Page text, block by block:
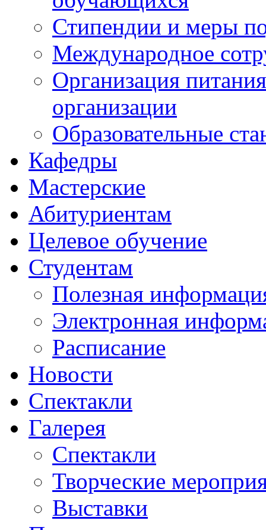
Стипендии и меры
Международное
Организация
организации
Образовательные
Кафедры
Мастерские
Абитуриентам
Целевое обучение
Студентам
Полезная
Электронная
Расписание
Новости
Спектакли
Галерея
Спектакли
Творческие
Выставки